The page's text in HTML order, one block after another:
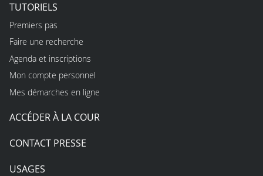
TUTORIELS
Premiers pas
Faire une recherche
Agenda et inscriptions
Mon compte personnel
Mes démarches en ligne
ACCÉDER À LA COUR
CONTACT PRESSE
USAGES